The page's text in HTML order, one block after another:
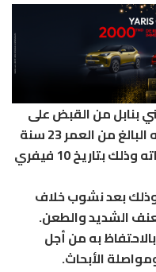
بنابل من القبض على
شخص عمره 18 سنة، طعن شقيقه البالغ من العمر 23 سنة
بواسطة آلة حادة مما أدى إلى وفاته وذلك بتاريخ 10 فيفري
وذلك بعد نشوب خلاف
الشديد والطعن.
به من أجل
الأبحاث.